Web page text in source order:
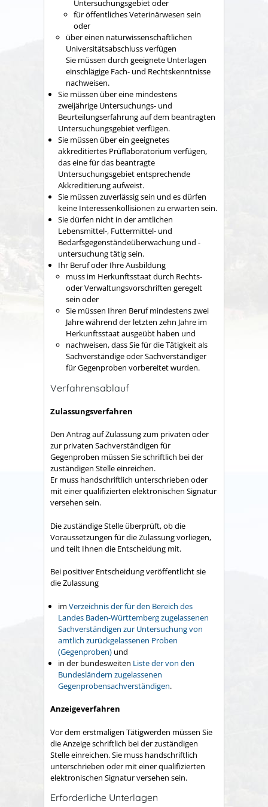
Untersuchungsgebiet oder
für öffentliches Veterinärwesen sein
oder
über einen naturwissenschaftlichen
Universitätsabschluss verfügen
Sie müssen durch geeignete Unterlagen
einschlägige Fach- und Rechtskenntnisse
nachweisen.
Sie müssen über eine mindestens
zweijährige Untersuchungs- und
Beurteilungserfahrung auf dem beantragten
Untersuchungsgebiet verfügen.
Sie müssen über ein geeignetes
akkreditiertes Prüflaboratorium verfügen,
das eine für das beantragte
Untersuchungsgebiet entsprechende
Akkreditierung aufweist.
Sie müssen zuverlässig sein und es dürfen
keine Interessenkollisionen zu erwarten sein.
Sie dürfen nicht in der amtlichen
Lebensmittel-, Futtermittel- und
Bedarfsgegenständeüberwachung und -
untersuchung tätig sein.
Ihr Beruf oder Ihre Ausbildung
muss im Herkunftsstaat durch Rechts-
oder Verwaltungsvorschriften geregelt
sein oder
Sie müssen Ihren Beruf mindestens zwei
Jahre während der letzten zehn Jahre im
Herkunftsstaat ausgeübt haben und
nachweisen, dass Sie für die Tätigkeit als
Sachverständige oder Sachverständiger
für Gegenproben vorbereitet wurden.
Verfahrensablauf
Zulassungsverfahren
Den Antrag auf Zulassung zum privaten oder
zur privaten Sachverständigen für
Gegenproben müssen Sie schriftlich bei der
zuständigen Stelle einreichen.
Er muss handschriftlich unterschrieben oder
mit einer qualifizierten elektronischen Signatur
versehen sein.
Die zuständige Stelle überprüft, ob die
Voraussetzungen für die Zulassung vorliegen,
und teilt Ihnen die Entscheidung mit.
Bei positiver Entscheidungveröffentlicht sie
die Zulassung
im Verzeichnis der für den Bereich des
Landes Baden-Württemberg zugelassenen
Sachverständigen zur Untersuchung von
amtlich zurückgelassenen Proben
(Gegenproben) und
in der bundesweiten Liste der von den
Bundesländern zugelassenen
Gegenprobensachverständigen.
Anzeigeverfahren
Vor dem erstmaligen Tätigwerden müssen Sie
die Anzeige schriftlich bei der zuständigen
Stelle einreichen. Sie muss handschriftlich
unterschrieben oder mit einer qualifizierten
elektronischen Signatur versehen sein.
Erforderliche Unterlagen